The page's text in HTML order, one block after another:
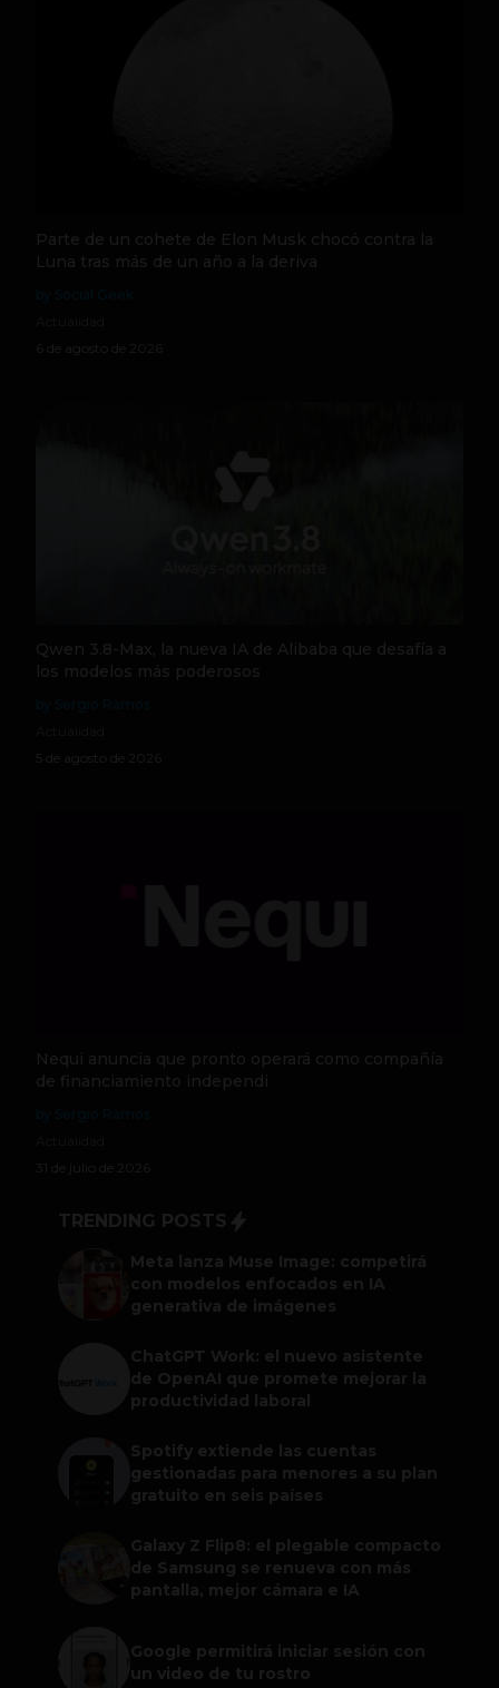
Parte de un cohete de Elon Musk chocó contra la
Luna tras más de un año a la deriva
6 de agosto de 2026
Qwen 3.8-Max, la nueva IA de Alibaba que desafía a
los modelos más poderosos
5 de agosto de 2026
Nequi anuncia que pronto operará como compañía
de financiamiento independi
31 de julio de 2026
TRENDING POSTS
Meta lanza Muse Image: competirá
con modelos enfocados en IA
generativa de imágenes
ChatGPT Work: el nuevo asistente
de OpenAI que promete mejorar la
productividad laboral
Spotify extiende las cuentas
gestionadas para menores a su plan
gratuito en seis países
Galaxy Z Flip8: el plegable compacto
de Samsung se renueva con más
pantalla, mejor cámara e IA
Google permitirá iniciar sesión con
un video de tu rostro